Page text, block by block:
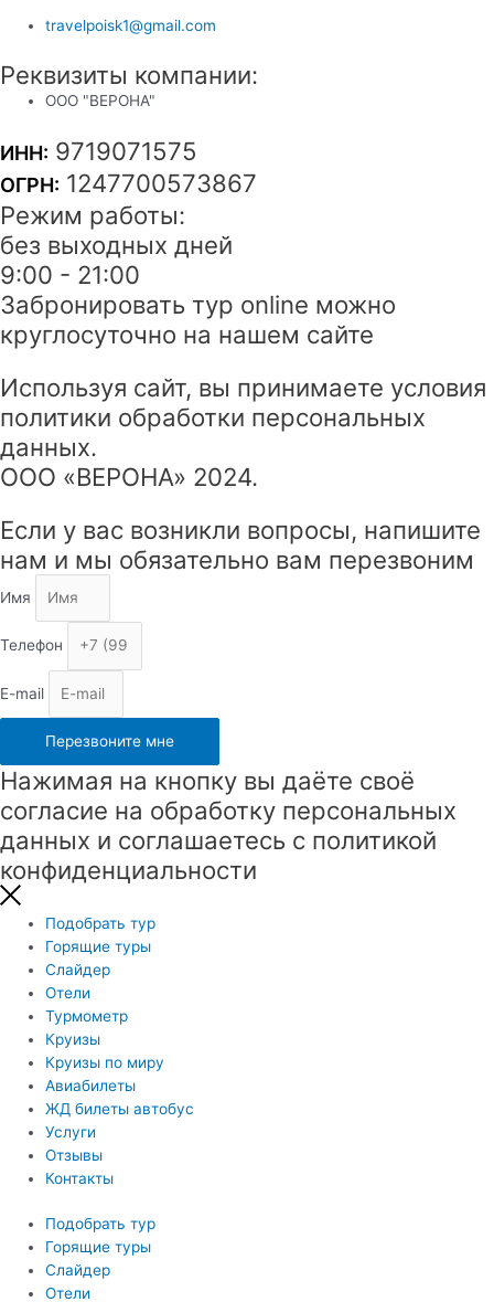
travelpoisk1@gmail.com
Реквизиты компании:
ООО "ВЕРОНА"
ИНН: 9719071575
ОГРН: 1247700573867
Режим работы:
без выходных дней
9:00 - 21:00
Забронировать тур online можно
круглосуточно на нашем сайте
Используя сайт, вы принимаете условия
политики обработки персональных
данных.
ООО «ВЕРОНА» 2024.
вверх
Если у вас возникли вопросы, напишите
нам и мы обязательно вам перезвоним
Имя
Телефон
E-mail
Перезвоните мне
Нажимая на кнопку вы даёте своё
согласие на обработку персональных
данных и соглашаетесь с политикой
конфиденциальности
Подобрать тур
Горящие туры
Слайдер
Отели
Турмометр
Круизы
Круизы по миру
Авиабилеты
ЖД билеты автобус
Услуги
Отзывы
Контакты
Подобрать тур
Горящие туры
Слайдер
Отели